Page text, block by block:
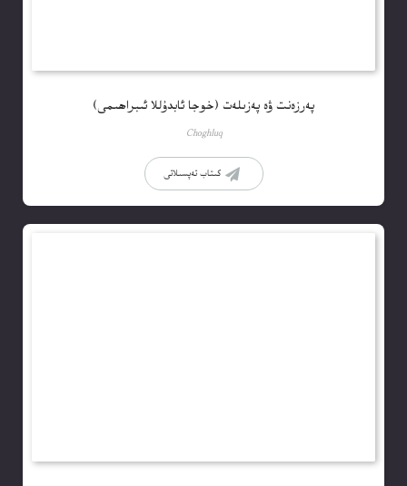
پەرزەنت ۋە پەزىلەت (خوجا ئابدۇللا ئىبراھىمى)
Choghluq
كىتاب تەپسىلاتى